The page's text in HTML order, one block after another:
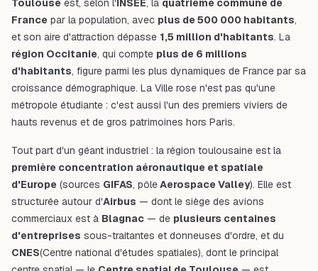
France par la population, avec plus de 500 000 habitants,
et son aire d'attraction dépasse 1,5 million d'habitants. La
région Occitanie, qui compte plus de 6 millions
d'habitants, figure parmi les plus dynamiques de France par sa
croissance démographique. La Ville rose n'est pas qu'une
métropole étudiante : c'est aussi l'un des premiers viviers de
hauts revenus et de gros patrimoines hors Paris.
Tout part d'un géant industriel : la région toulousaine est la
première concentration aéronautique et spatiale
d'Europe (sources GIFAS, pôleAerospace Valley). Elle est
structurée autour d'Airbus — dont le siège des avions
commerciaux est à Blagnac — de plusieurs centaines
d'entreprises sous-traitantes et donneuses d'ordre, et du
CNES(Centre national d'études spatiales), dont le principal